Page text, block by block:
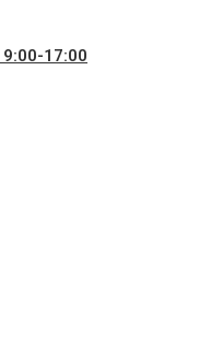
17:00